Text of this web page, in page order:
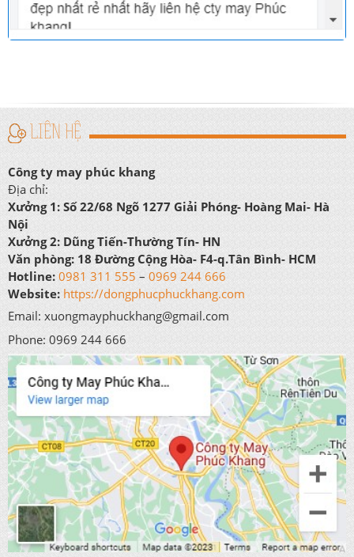
LIÊN HỆ
Công ty may phúc khang
Địa chỉ:
Xưởng 1: Số 22/68 Ngõ 1277 Giải Phóng- Hoàng Mai- Hà
Nội
Xưởng 2: Dũng Tiến-Thường Tín- HN
Văn phòng: 18 Đường Cộng Hòa- F4-q.Tân Bình- HCM
Hotline: 0981 311 555 – 0969 244 666
Website: https://dongphucphuckhang.com
Email: xuongmayphuckhang@gmail.com
Phone: 0969 244 666